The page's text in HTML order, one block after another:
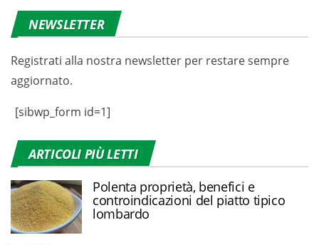
NEWSLETTER
Registrati alla nostra newsletter per restare sempre
aggiornato.
[sibwp_form id=1]
ARTICOLI PIÙ LETTI
Polenta proprietà, benefici e
controindicazioni del piatto tipico
lombardo